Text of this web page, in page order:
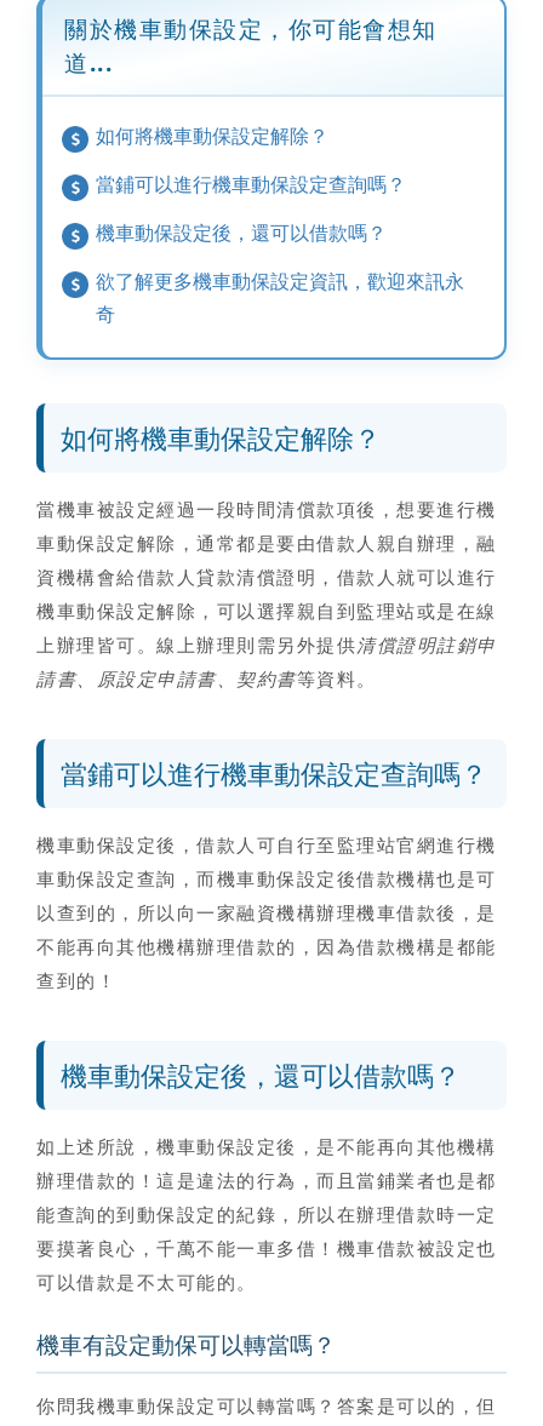
關於機車動保設定，你可能會想知
道...
如何將機車動保設定解除？
當鋪可以進行機車動保設定查詢嗎？
機車動保設定後，還可以借款嗎？
欲了解更多機車動保設定資訊，歡迎來訊永
奇
如何將機車動保設定解除？
當機車被設定經過一段時間清償款項後，想要進行機
車動保設定解除，通常都是要由借款人親自辦理，融
資機構會給借款人貸款清償證明，借款人就可以進行
機車動保設定解除，可以選擇親自到監理站或是在線
上辦理皆可。線上辦理則需另外提供清償證明註銷申
請書、原設定申請書、契約書等資料。
當鋪可以進行機車動保設定查詢嗎？
機車動保設定後，借款人可自行至監理站官網進行機
車動保設定查詢，而機車動保設定後借款機構也是可
以查到的 ，所以向一家融資機構辦理機車借款後，是
不能再向其他機構辦理借款的，因為借款機構是都能
查到的！
機車動保設定後，還可以借款嗎？
如上述所說， 機車動保設定後，是不能再向其他機構
辦理借款的！這是違法的行為 ，而且當鋪業者也是都
能查詢的到動保設定的紀錄，所以在辦理借款時一定
要摸著良心，千萬不能一車多借！機車借款被設定也
可以借款是不太可能的。
機車有設定動保可以轉當嗎？
你問我機車動保設定可以轉當嗎 ？答案是可以的，但